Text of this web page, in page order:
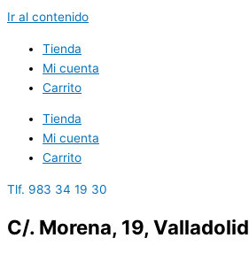
Ir al contenido
Tienda
Mi cuenta
Carrito
Tienda
Mi cuenta
Carrito
Tlf. 983 34 19 30
C/. Morena, 19, Valladolid